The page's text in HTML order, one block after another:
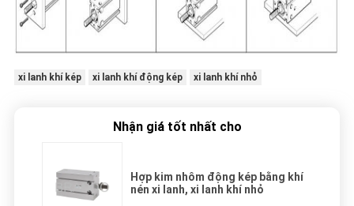
xi lanh khí kép xi lanh khí động kép xi lanh khí nhỏ
Nhận giá tốt nhất cho
Hợp kim nhôm động kép bằng khí
nén xi lanh, xi lanh khí nhỏ